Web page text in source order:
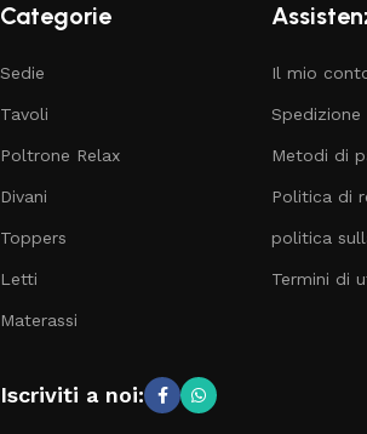
Categorie
Sedie
Tavoli
Poltrone Relax
Divani
Toppers
Letti
Materassi
Il mio
Spedizione
Metodi di
Politica di
politica
Termini di
Iscriviti a noi: